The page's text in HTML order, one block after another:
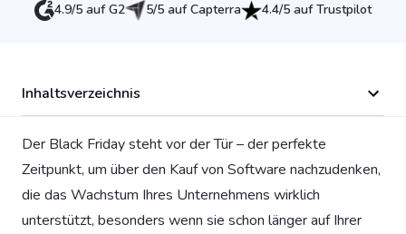
4.9/5 auf G2 5/5 auf Capterra 4.4/5 auf Trustpilot
Inhaltsverzeichnis
Der Black Friday steht vor der Tür – der perfekte
Zeitpunkt, um über den Kauf von Software nachzudenken,
die das Wachstum Ihres Unternehmens wirklich
unterstützt, besonders wenn sie schon länger auf Ihrer